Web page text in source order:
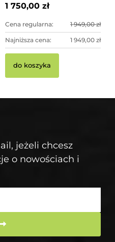
1 750,00 zł
Cena regularna: 1 949,00 zł
Najniższa cena: 1 949,00 zł
do koszyka
jeżeli chcesz
o nowościach i